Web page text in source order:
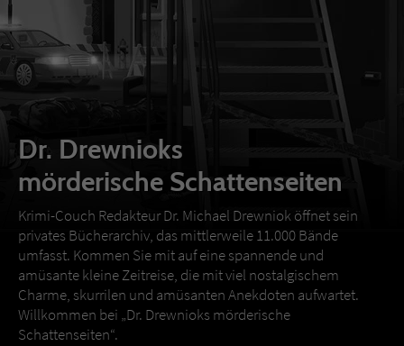
Dr. Drewnioks
mörderische Schattenseiten
Krimi-Couch Redakteur Dr. Michael Drewniok öffnet sein
privates Bücherarchiv, das mittlerweile 11.000 Bände
umfasst. Kommen Sie mit auf eine spannende und
amüsante kleine Zeitreise, die mit viel nostalgischem
Charme, skurrilen und amüsanten Anekdoten aufwartet.
Willkommen bei „Dr. Drewnioks mörderische
Schattenseiten“.